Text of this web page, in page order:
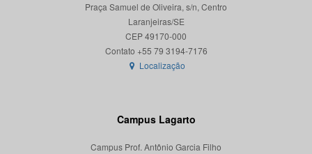
Praça Samuel de Oliveira, s/n, Centro
Laranjeiras/SE
CEP 49170-000
Localização
Campus Lagarto
Campus Prof. Antônio Garcia Filho